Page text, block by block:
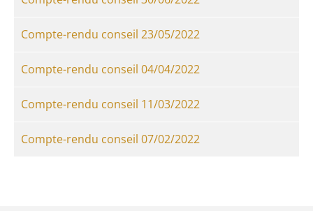
Compte-rendu conseil 23/05/2022
Compte-rendu conseil 04/04/2022
Compte-rendu conseil 11/03/2022
Compte-rendu conseil 07/02/2022